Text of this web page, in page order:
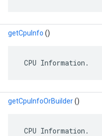
getCpuInfo ()
CPU Information.
getCpuInfoOrBuilder()
CPU Information.